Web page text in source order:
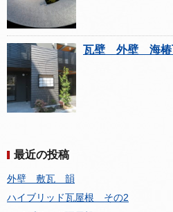
瓦壁 外壁 海椿
最近の投稿
外壁 敷瓦 韻
ハイブリッド瓦屋根 その2